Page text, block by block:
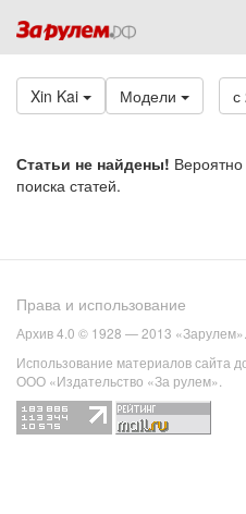
Xin Kai Модели с
Статьи не найдены!
поиска статей.
Права и использование
Архив 4.0 © 1928 — 2013
Использование материалов сайта
ООО «Издательство «За рулем».